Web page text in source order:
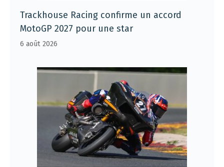
Trackhouse Racing confirme un accord
MotoGP 2027 pour une star
6 août 2026